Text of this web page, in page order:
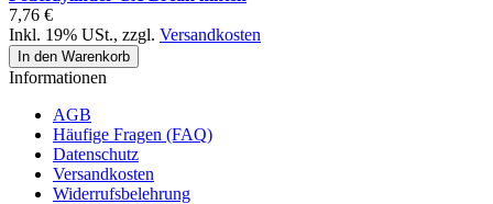
7,76 €
Inkl. 19% USt., zzgl. Versandkosten
In den Warenkorb
Informationen
AGB
Häufige Fragen (FAQ)
Datenschutz
Versandkosten
Widerrufsbelehrung